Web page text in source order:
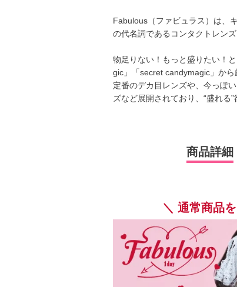
Fabulous（ファビュラス）は、
の代名詞であるコンタクトレンズ
物足りない！もっと盛りたい！
gic」「secret candymagic」から
定番のデカ目レンズや、今っぽ
ズなど展開されており、“盛れる
商品詳細
＼ 通常商品